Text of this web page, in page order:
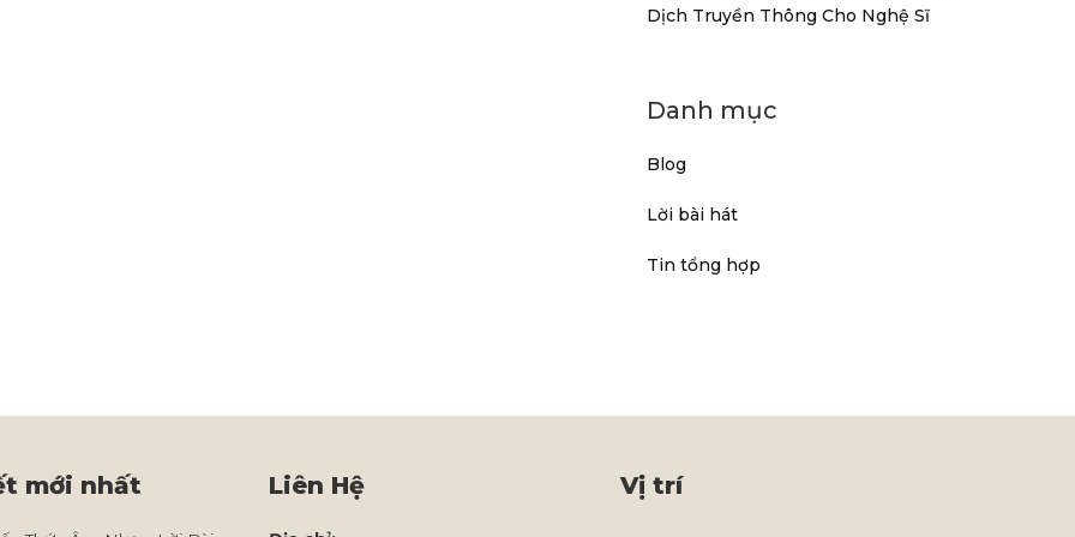
Dịch Truyền Thông Cho Nghệ Sĩ
Danh mục
Blog
Lời bài hát
Tin tổng hợp
mới nhất Liên Hệ Vị trí